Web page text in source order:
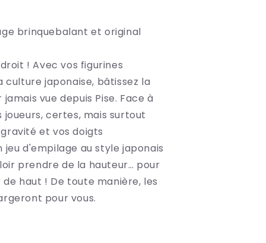
brinquebalant et original
! Avec vos figurines
culture japonaise, bâtissez la
vue depuis Pise. Face à
joueurs, certes, mais surtout
et vos doigts
jeu d'empilage au style japonais
prendre de la hauteur… pour
haut ! De toute manière, les
pour vous.